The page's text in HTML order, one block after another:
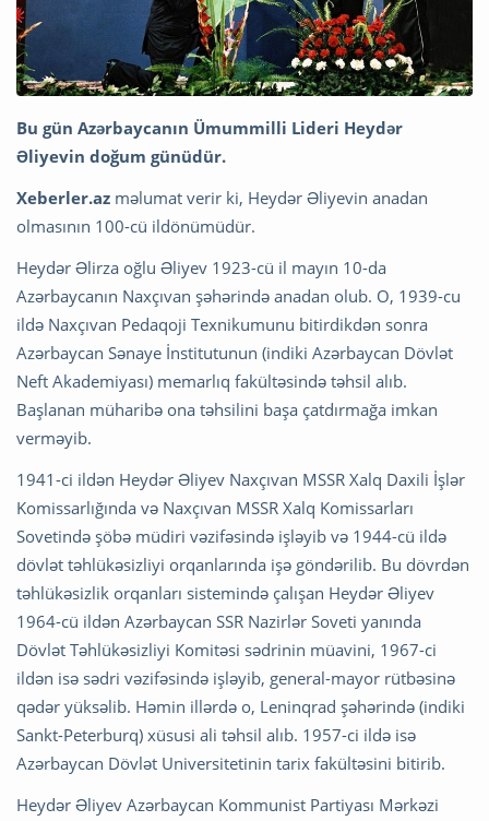
Bu gün Azərbaycanın Ümummilli Lideri Heydər
Əliyevin doğum günüdür.
Xeberler.az məlumat verir ki, Heydər Əliyevin anadan
olmasının 100-cü ildönümüdür.
Heydər Əlirza oğlu Əliyev 1923-cü il mayın 10-da
Azərbaycanın Naxçıvan şəhərində anadan olub. O, 1939-cu
ildə Naxçıvan Pedaqoji Texnikumunu bitirdikdən sonra
Azərbaycan Sənaye İnstitutunun (indiki Azərbaycan Dövlət
Neft Akademiyası) memarlıq fakültəsində təhsil alıb.
Başlanan müharibə ona təhsilini başa çatdırmağa imkan
verməyib.
1941-ci ildən Heydər Əliyev Naxçıvan MSSR Xalq Daxili İşlər
Komissarlığında və Naxçıvan MSSR Xalq Komissarları
Sovetində şöbə müdiri vəzifəsində işləyib və 1944-cü ildə
dövlət təhlükəsizliyi orqanlarında işə göndərilib. Bu dövrdən
təhlükəsizlik orqanları sistemində çalışan Heydər Əliyev
1964-cü ildən Azərbaycan SSR Nazirlər Soveti yanında
Dövlət Təhlükəsizliyi Komitəsi sədrinin müavini, 1967-ci
ildən isə sədri vəzifəsində işləyib, general-mayor rütbəsinə
qədər yüksəlib. Həmin illərdə o, Leninqrad şəhərində (indiki
Sankt-Peterburq) xüsusi ali təhsil alıb. 1957-ci ildə isə
Azərbaycan Dövlət Universitetinin tarix fakültəsini bitirib.
Heydər Əliyev Azərbaycan Kommunist Partiyası Mərkəzi